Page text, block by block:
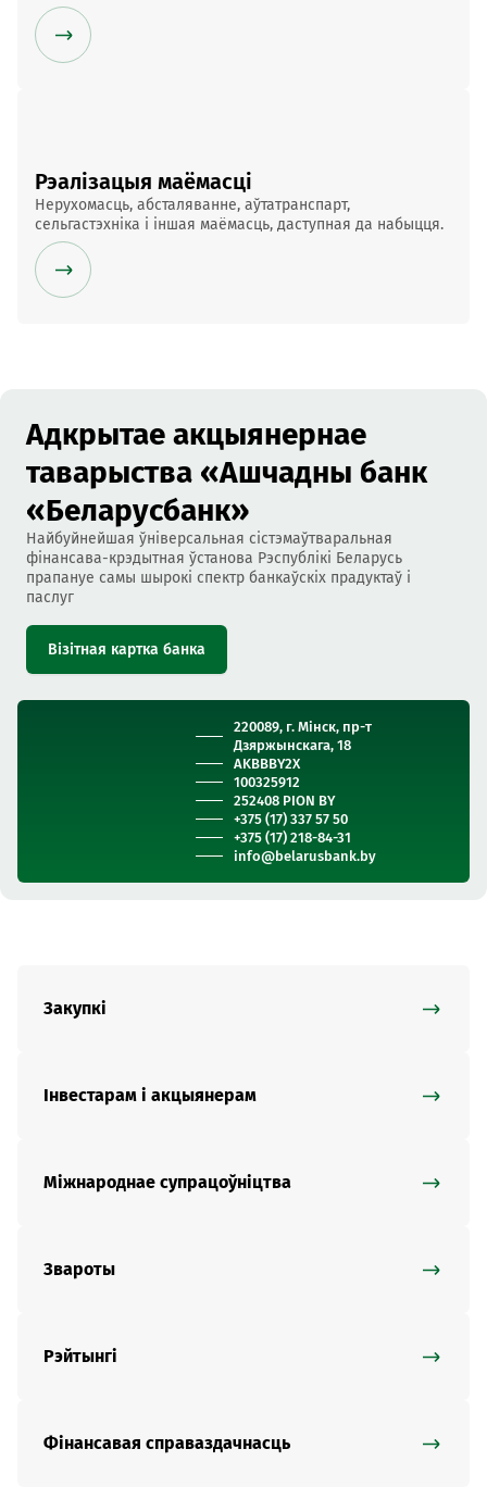
Рэалізацыя маёмасці
Нерухомасць, абсталяванне, аўтатранспарт,
сельгастэхніка і іншая маёмасць, даступная да набыцця.
Адкрытае акцыянернае
таварыства «Ашчадны банк
«Беларусбанк»
Найбуйнейшая ўніверсальная сістэмаўтваральная
фінансава-крэдытная ўстанова Рэспублікі Беларусь
прапануе самы шырокі спектр банкаўскіх прадуктаў і
паслуг
Візітная картка банка
220089, г. Мінск, пр-т
Дзяржынскага, 18
AKBBBY2X
100325912
252408 PION BY
+375 (17) 337 57 50
+375 (17) 218-84-31
info@belarusbank.by
Закупкі
Інвестарам і акцыянерам
Міжнароднае супрацоўніцтва
Звароты
Рэйтынгі
Фінансавая справаздачнасць